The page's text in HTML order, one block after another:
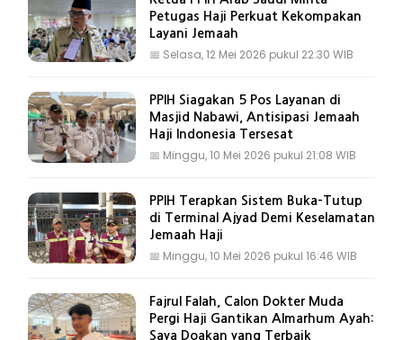
Petugas Haji Perkuat Kekompakan
Layani Jemaah
📅 Selasa, 12 Mei 2026 pukul 22:30 WIB
PPIH Siagakan 5 Pos Layanan di
Masjid Nabawi, Antisipasi Jemaah
Haji Indonesia Tersesat
📅 Minggu, 10 Mei 2026 pukul 21:08 WIB
PPIH Terapkan Sistem Buka-Tutup
di Terminal Ajyad Demi Keselamatan
Jemaah Haji
📅 Minggu, 10 Mei 2026 pukul 16:46 WIB
Fajrul Falah, Calon Dokter Muda
Pergi Haji Gantikan Almarhum Ayah:
Saya Doakan yang Terbaik